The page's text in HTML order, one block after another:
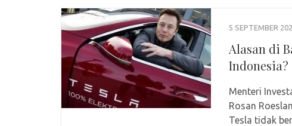
5 SEPTEMBER
Alasan di
Indonesia?
Menteri
Rosan
Tesla tidak